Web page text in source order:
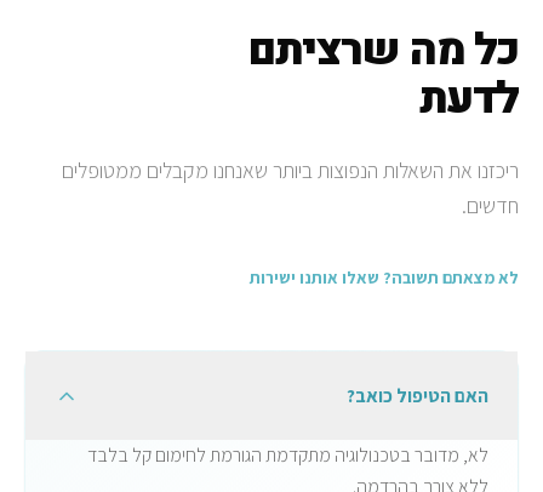
כל מה שרציתם
לדעת
ריכזנו את השאלות הנפוצות ביותר שאנחנו מקבלים ממטופלים
חדשים.
לא מצאתם תשובה? שאלו אותנו ישירות
האם הטיפול כואב?
לא, מדובר בטכנולוגיה מתקדמת הגורמת לחימום קל בלבד
ללא צורך בהרדמה.